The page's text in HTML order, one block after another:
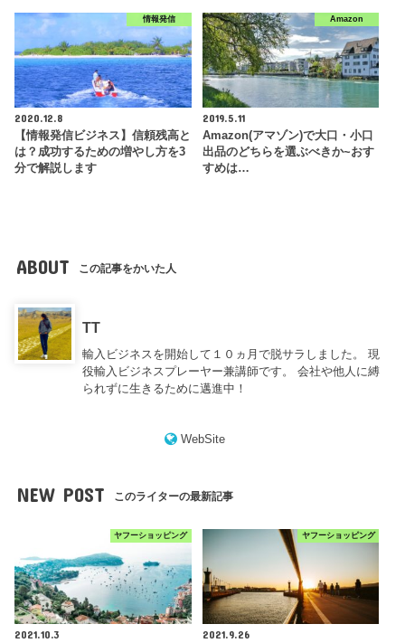
情報発信
2020.12.8
【情報発信ビジネス】信頼残高と
は？成功するための増やし方を3
分で解説します
Amazon
2019.5.11
Amazon(アマゾン)で大口・小口
出品のどちらを選ぶべきか~おす
すめは…
ABOUT この記事をかいた人
TT
輸入ビジネスを開始して１０ヵ月で脱サラしました。 現
役輸入ビジネスプレーヤー兼講師です。 会社や他人に縛
られずに生きるために邁進中！
WebSite
NEW POST このライターの最新記事
ヤフーショッピング
2021.10.3
ヤフーショッピング
2021.9.26